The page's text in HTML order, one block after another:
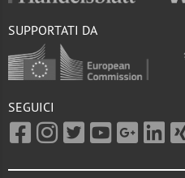
SUPPORTATI DA
SEGUICI